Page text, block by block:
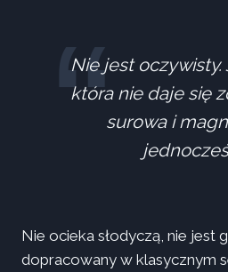
Nie jest oczywisty.
która nie daje się
surowa i
Nie ocieka słodyczą, nie jest
dopracowany w klasycznym